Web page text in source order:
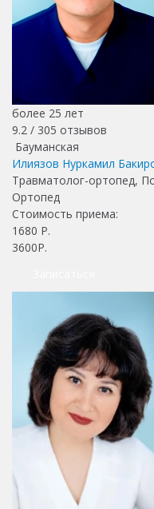
более 25 лет
9.2 / 305 отзывов
Бауманская
Илиязов Нуркамил
Травматолог-ортопед,
Ортопед
Стоимость приема:
1680 Р.
3600Р.